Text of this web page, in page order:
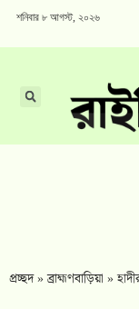
শনিবার ৮ আগস্ট, ২০২৬
প্রচ্ছদ»ব্রাহ্মণবাড়িয়া »